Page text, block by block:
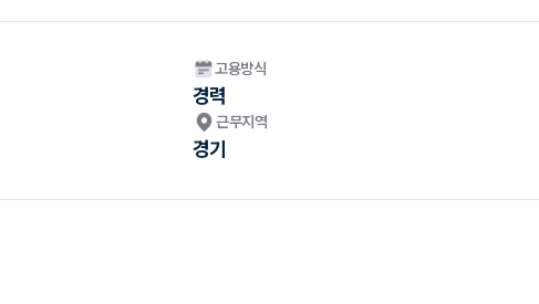
고용방식
경력
근무지역
경기